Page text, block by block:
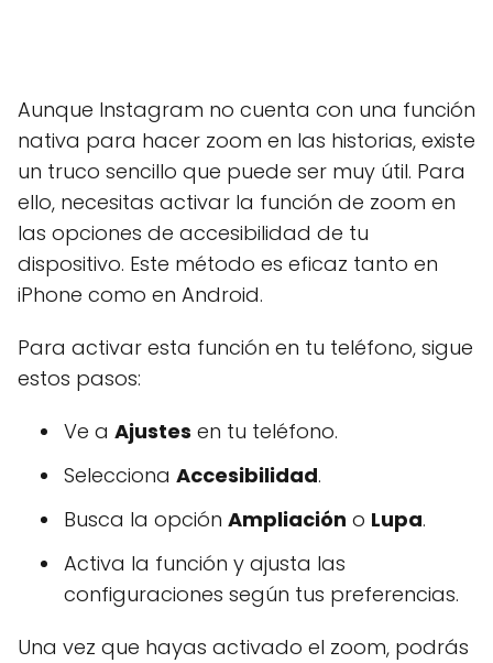
Aunque Instagram no cuenta con una función
nativa para hacer zoom en las historias, existe
un truco sencillo que puede ser muy útil. Para
ello, necesitas activar la función de zoom en
las opciones de accesibilidad de tu
dispositivo. Este método es eficaz tanto en
iPhone como en Android.
Para activar esta función en tu teléfono, sigue
estos pasos:
Ve a Ajustes en tu teléfono.
Selecciona Accesibilidad.
Busca la opción Ampliación o Lupa.
Activa la función y ajusta las
configuraciones según tus preferencias.
Una vez que hayas activado el zoom, podrás